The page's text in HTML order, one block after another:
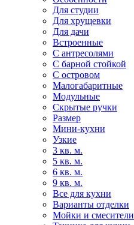
Для студии
Для хрущевки
Для дачи
Встроенные
С антресолями
С барной стойкой
С островом
Малогабаритные
Модульные
Скрытые ручки
Размер
Мини-кухни
Узкие
3 кв. м.
5 кв. м.
6 кв. м.
9 кв. м.
Все для кухни
Варианты отделки
Мойки и смесители